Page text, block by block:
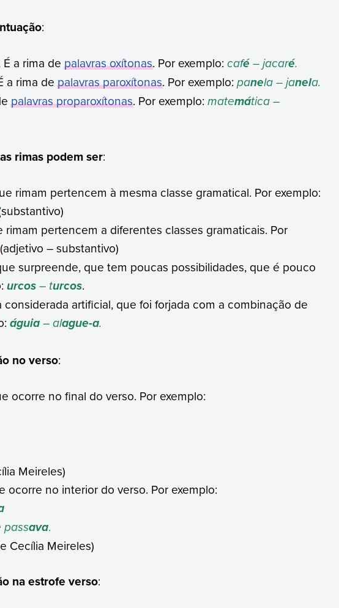
:
É a rima depalavras oxítonas. Por exemplo:café – jacaré.
a rima depalavras paroxítonas. Por exemplo:panela – janela.
palavras proparoxítonas. Por exemplo:matemática –
rimas podem ser:
rimam pertencem à mesma classe gramatical. Por exemplo:
rimam pertencem a diferentes classes gramaticais. Por
– substantivo)
surpreende, que tem poucas possibilidades, que é pouco
urcos – turcos.
considerada artificial, que foi forjada com a combinação de
águia – alague-a.
no verso:
ocorre no final do verso. Por exemplo:
Meireles)
ocorre no interior do verso. Por exemplo:
passava.
Cecília Meireles)
na estrofe verso: